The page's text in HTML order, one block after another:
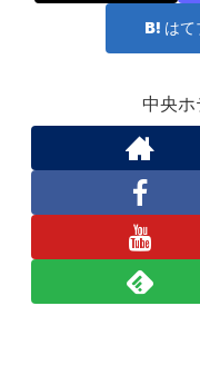
はて
中央ホ